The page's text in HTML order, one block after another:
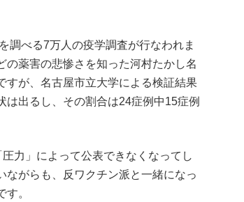
調べる7万人の疫学調査が行なわれま
の薬害の悲惨さを知った河村たかし名
すが、名古屋市立大学による検証結果
出るし、その割合は24症例中15症例
力」によって公表できなくなってし
ながらも、反ワクチン派と一緒になっ
。